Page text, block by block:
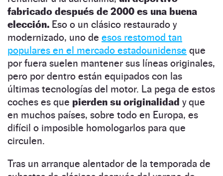
fabricado después de 2000 es una buena
elección. Eso o un clásico restaurado y
modernizado, uno de esos restomod tan
populares en el mercado estadounidense que
por fuera suelen mantener sus líneas originales,
pero por dentro están equipados con las
últimas tecnologías del motor. La pega de estos
coches es que pierden su originalidad y que
en muchos países, sobre todo en Europa, es
difícil o imposible homologarlos para que
circulen.
Tras un arranque alentador de la temporada de